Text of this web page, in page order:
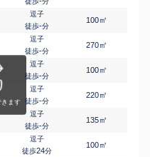
逗子
徒歩-分
100㎡
逗子
徒歩-分
270㎡
逗子
徒歩-分
100㎡
逗子
徒歩-分
220㎡
逗子
徒歩-分
135㎡
逗子
徒歩24分
100㎡